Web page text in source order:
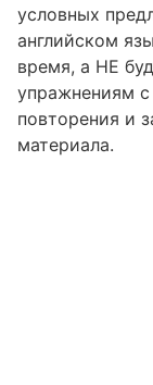
условных
английском
время, а НЕ
упражнениям
повторения и
материала.